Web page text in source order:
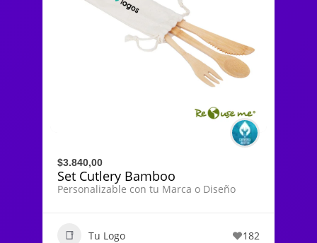
$3.840,00
Set Cutlery Bamboo
Personalizable con tu Marca o Diseño
Tu Logo 182